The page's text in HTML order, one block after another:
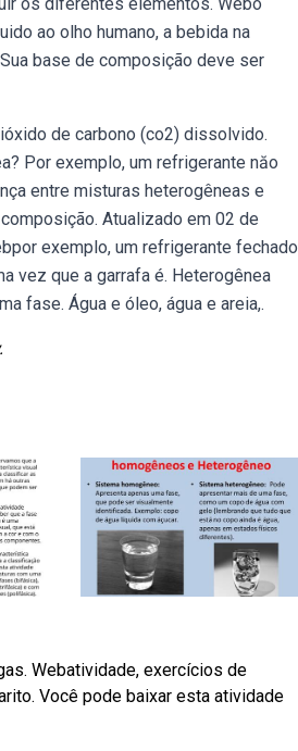
ao olho humano, a bebida na
base de composição deve ser
de carbono (co2) dissolvido.
Por exemplo, um refrigerante năo
entre misturas heterogêneas e
Atualizado em 02 de
exemplo, um refrigerante fechado
vez que a garrafa é. Heterogênea
fase. Água e óleo, água e areia,.
Webatividade, exercícios de
Você pode baixar esta atividade